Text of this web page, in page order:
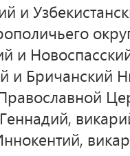
и
и
и Бричанский